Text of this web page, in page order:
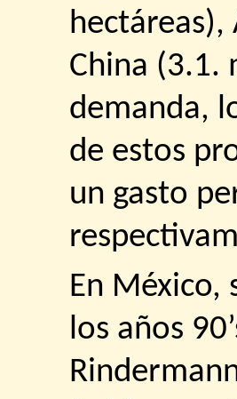
China (3.1.
demanda,
de estos
un gasto
En México,
los años